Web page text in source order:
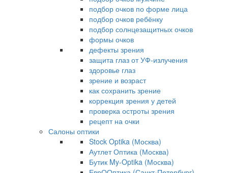
подбор очков по форме лица
подбор очков ребёнку
подбор солнцезащитных очков
формы очков
дефекты зрения
защита глаз от УФ-излучения
здоровье глаз
зрение и возраст
как сохранить зрение
коррекция зрения у детей
проверка остроты зрения
рецепт на очки
Салоны оптики
Stock Optika (Москва)
Аутлет Оптика (Москва)
Бутик My-Optika (Москва)